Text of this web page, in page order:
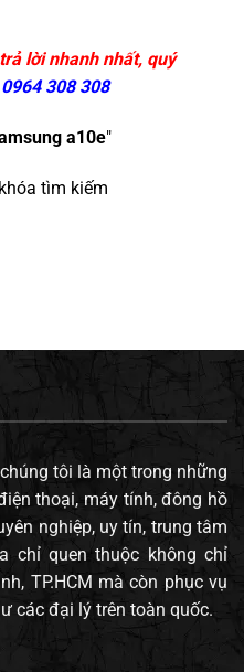
lời nhanh nhất, quý
0964 308 308
a10e"
tìm kiếm
tôi là một trong những
thoại, máy tính, đông hồ
nghiệp, uy tín, trung tâm
chỉ quen thuộc không chỉ
TP.HCM mà còn phục vụ
các đại lý trên toàn quốc.